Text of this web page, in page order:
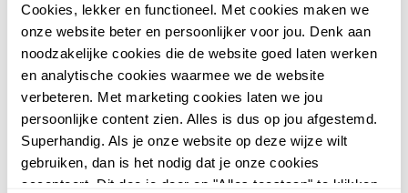
Cookies, lekker en functioneel. Met cookies maken we
onze website beter en persoonlijker voor jou. Denk aan
noodzakelijke cookies die de website goed laten werken
en analytische cookies waarmee we de website
verbeteren. Met marketing cookies laten we jou
persoonlijke content zien. Alles is dus op jou afgestemd.
Superhandig. Als je onze website op deze wijze wilt
gebruiken, dan is het nodig dat je onze cookies
accepteert. Dit doe je door op "Alles toestaan" te klikken.